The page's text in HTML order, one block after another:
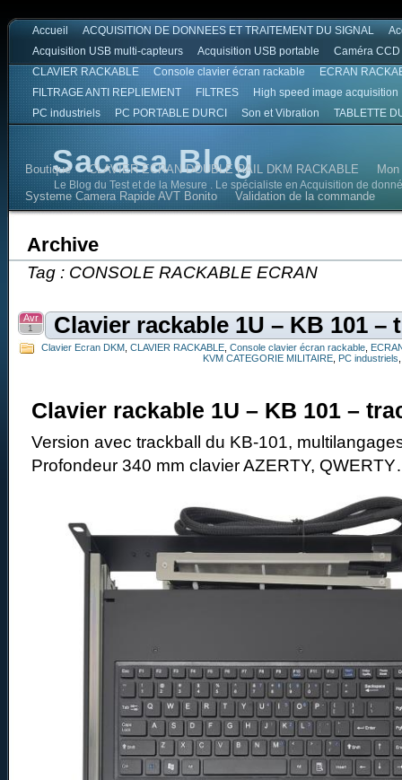
Accueil ACQUISITION DE DONNEES ET TRAITEMENT DU SIGNAL
Acquisition USB multi-capteurs
Acquisition USB portable
Caméra CCD
CLAVIER RACKABLE
Console clavier écran rackable
ECRAN
FILTRAGE ANTI REPLIEMENT
FILTRES
High speed image acquisition
PC industriels
PC PORTABLE DURCI Son et Vibration TABLETTE
Sacasa Blog
Le Blog du Test et de la Mesure . Le spécialiste en Acquisition de
Boutique CLAVIER ECRAN DOUBLE RAIL DKM RACKABLE
Systeme Camera Rapide AVT Bonito
Validation de la commande
Archive
Tag : CONSOLE RACKABLE ECRAN
Clavier rackable 1U – KB 101 –
Avr
1
Clavier Ecran DKM CLAVIER RACKABLE Console clavier écran rackable
KVM CATEGORIE MILITAIRE PC industriels
Clavier rackable 1U – KB 101 –
Version avec trackball du KB-101,
Profondeur 340 mm clavier AZERTY,